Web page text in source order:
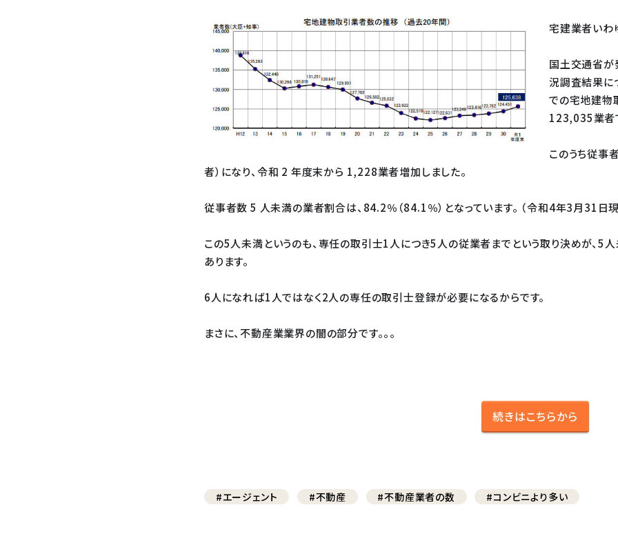
宅建業者いわ
国土交通省が
況調査結果に
での宅地建物
123,035業者
このうち従
者）になり、令和 2 年度末から 1,228業者増加しました。
従事者数 5 人未満の業者割合は、84.2％（84.1％）となっています。 （令和4年3月31日
この5人未満というのも、専任の取引士1人につき5人の従業者までという取り決めが、5
あります。
6人になれば1人ではなく2人の専任の取引士登録が必要になるからです。
まさに、不動産業業界の闇の部分です。。。
続きはこちらから
#エージェント #不動産 #不動産業者の数 #コンビニより多い